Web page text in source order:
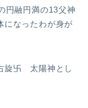
円融円満の13父神
になったわが身が
旋卐 太陽神とし